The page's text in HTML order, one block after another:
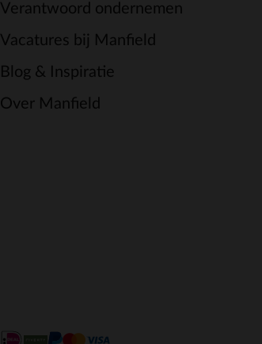
Verantwoord ondernemen
Vacatures bij Manfield
Blog & Inspiratie
Over Manfield